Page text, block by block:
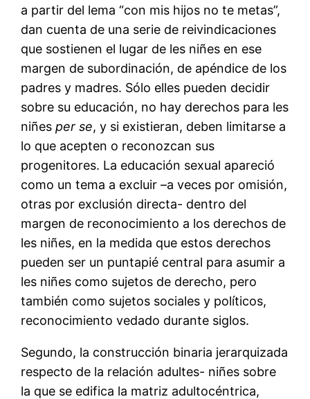
a partir del lema “con mis hijos no te metas”,
dan cuenta de una serie de reivindicaciones
que sostienen el lugar de les niñes en ese
margen de subordinación, de apéndice de los
padres y madres. Sólo elles pueden decidir
sobre su educación, no hay derechos para les
niñesper se, y si existieran, deben limitarse a
lo que acepten o reconozcan sus
progenitores. La educación sexual apareció
como un tema a excluir –a veces por omisión,
otras por exclusión directa- dentro del
margen de reconocimiento a los derechos de
les niñes, en la medida que estos derechos
pueden ser un puntapié central para asumir a
les niñes como sujetos de derecho, pero
también como sujetos sociales y políticos,
reconocimiento vedado durante siglos.
Segundo, la construcción binaria jerarquizada
respecto de la relación adultes- niñes sobre
la que se edifica la matriz adultocéntrica,